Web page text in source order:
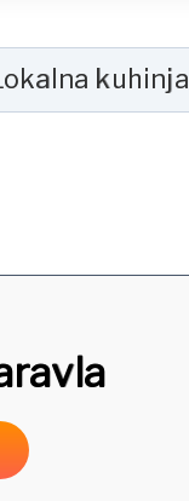
kuhinja